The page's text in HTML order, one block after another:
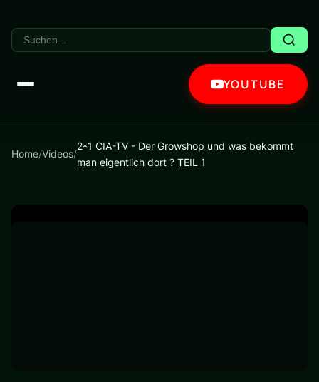
YOUTUBE
Home/Videos/
2*1 CIA-TV - Der Growshop und was bekommt
man eigentlich dort ? TEIL 1